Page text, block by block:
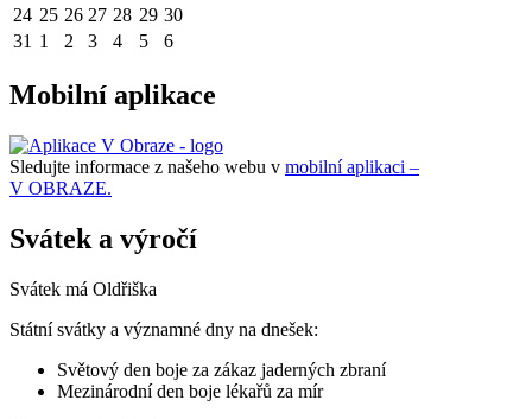
24 25 26 27 28 29 30
31 1 2 3 4 5 6
Mobilní aplikace
Sledujte informace z našeho webu v mobilní aplikaci –
V OBRAZE.
Svátek a výročí
Svátek má Oldřiška
Státní svátky a významné dny na dnešek:
Světový den boje za zákaz jaderných zbraní
Mezinárodní den boje lékařů za mír